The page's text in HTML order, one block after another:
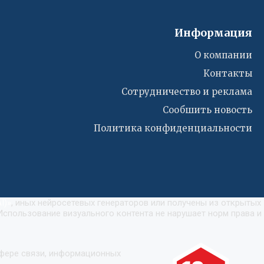
Информация
О компании
Контакты
Сотрудничество и реклама
Сообшить новость
Политика конфиденциальности
, иных нейросетевых генераторов или получены из открытых
визуального контента не нарушает норм права и
связи, информационных